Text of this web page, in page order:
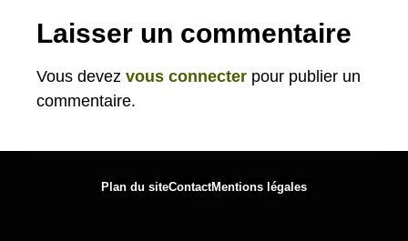
Laisser un commentaire
Vous devez vous connecter pour publier un
commentaire.
Plan du siteContactMentions légales